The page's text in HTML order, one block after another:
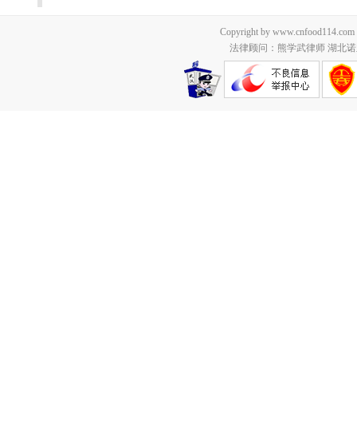
Copyright by
法律顾问：熊学武律师 湖北